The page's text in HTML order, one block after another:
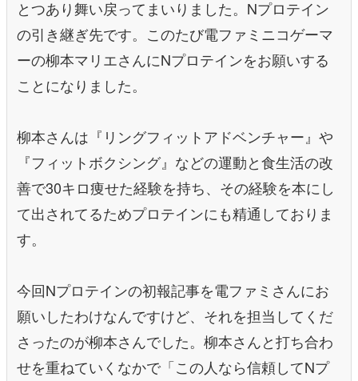
とつあり舞い戻ってまいりました。Nプロテイン
の引き継ぎ先です。このたび電ファミニコゲーマ
ーの柳本マリエさんにNプロテインをお願いする
ことになりました。
柳本さんは『リングフィットアドベンチャー』や
『フィットボクシング』などの運動と食生活の改
善で30キロ痩せた経験を持ち、その経験を本にし
て出されてるためプロテインにも精通しておりま
す。
今回Nプロテインの初報記事を電ファミさんにお
願いしたわけなんですけど、それを担当してくだ
さったのが柳本さんでした。柳本さんと打ち合わ
せを重ねていくなかで「この人なら信頼してNプ